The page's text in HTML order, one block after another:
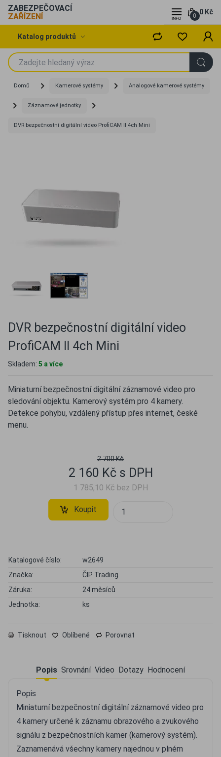
0 Kč
0
ZABEZPEČOVACÍ
ZAŘÍZENÍ
Katalog produktů
Domů Kamerové systémy Analogové kamerové systémy
Záznamové jednotky
DVR bezpečnostní digitální video ProfiCAM II 4ch Mini
DVR bezpečnostní digitální video
ProfiCAM II 4ch Mini
Skladem: 5 a více
Miniaturní bezpečnostní digitální záznamové video pro
sledování objektu. Kamerový systém pro 4 kamery.
Detekce pohybu, vzdálený přístup přes internet, české
menu.
2 700 Kč
2 160 Kč s DPH
1 785,10 Kč bez DPH
Koupit
Katalogové číslo:
w2649
Značka:
ČIP Trading
Záruka:
24 měsíců
Jednotka:
ks
Tisknout Oblíbené Porovnat
Popis Srovnání Video Dotazy Hodnocení
Popis
Miniaturní bezpečnostní digitální záznamové video pro
4 kamery určené k záznamu obrazového a zvukového
signálu z bezpečnostních kamer (kamerový systém).
Zaznamenává všechny kamery najednou v plném